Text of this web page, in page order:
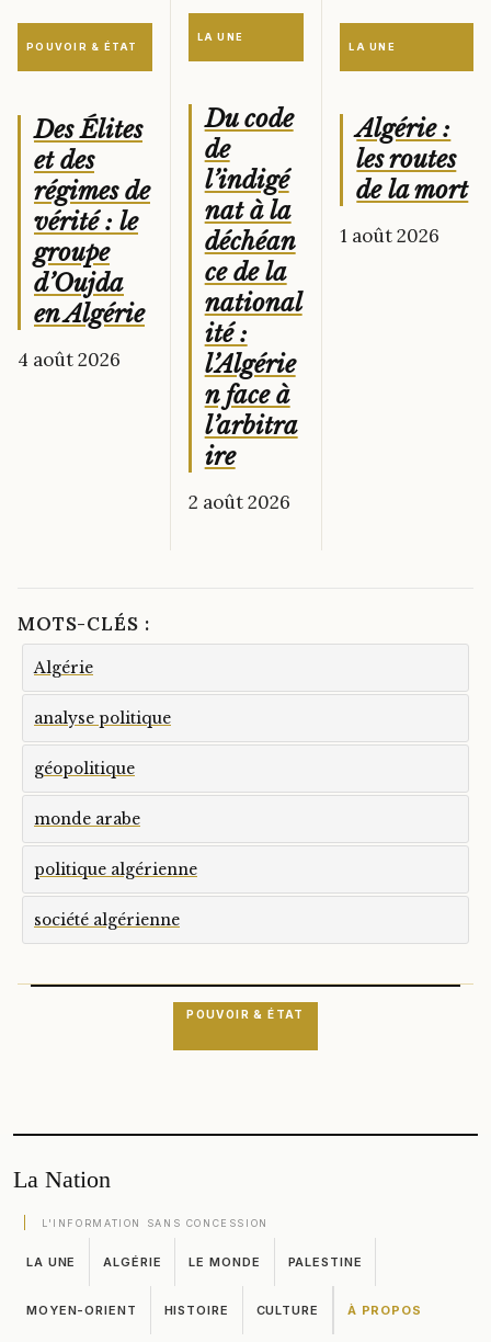
POUVOIR & ÉTAT
Des Élites
et des
régimes de
vérité : le
groupe
d’Oujda
en Algérie
4 août 2026
LA UNE
Du code
de
l’indigé
nat à la
déchéan
ce de la
national
ité :
l’Algérie
n face à
l’arbitra
ire
2 août 2026
LA UNE
Algérie :
les routes
de la mort
1 août 2026
MOTS-CLÉS :
Algérie
analyse politique
géopolitique
monde arabe
politique algérienne
société algérienne
POUVOIR & ÉTAT
La Nation
L'INFORMATION SANS CONCESSION
LA UNE ALGÉRIE LE MONDE PALESTINE
MOYEN-ORIENT HISTOIRE CULTURE À PROPOS